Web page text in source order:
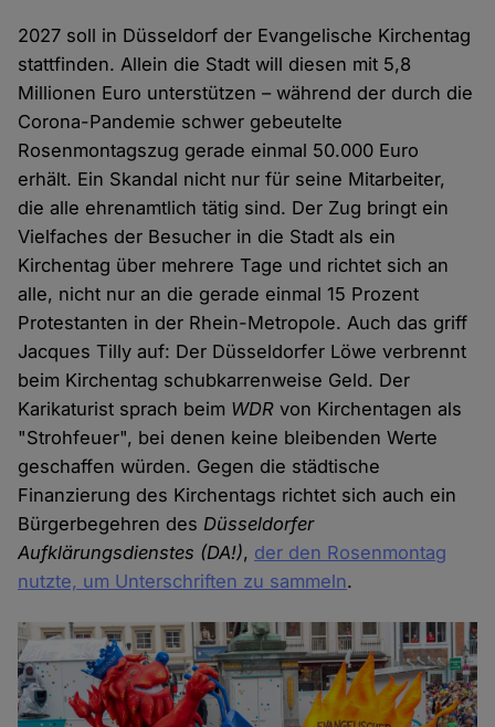
2027 soll in Düsseldorf der Evangelische Kirchentag
stattfinden. Allein die Stadt will diesen mit 5,8
Millionen Euro unterstützen – während der durch die
Corona-Pandemie schwer gebeutelte
Rosenmontagszug gerade einmal 50.000 Euro
erhält. Ein Skandal nicht nur für seine Mitarbeiter,
die alle ehrenamtlich tätig sind. Der Zug bringt ein
Vielfaches der Besucher in die Stadt als ein
Kirchentag über mehrere Tage und richtet sich an
alle, nicht nur an die gerade einmal 15 Prozent
Protestanten in der Rhein-Metropole. Auch das griff
Jacques Tilly auf: Der Düsseldorfer Löwe verbrennt
beim Kirchentag schubkarrenweise Geld. Der
Karikaturist sprach beim WDR von Kirchentagen als
"Strohfeuer", bei denen keine bleibenden Werte
geschaffen würden. Gegen die städtische
Finanzierung des Kirchentags richtet sich auch ein
Bürgerbegehren desDüsseldorfer
Aufklärungsdienstes (DA!), der den Rosenmontag
nutzte, um Unterschriften zu sammeln.